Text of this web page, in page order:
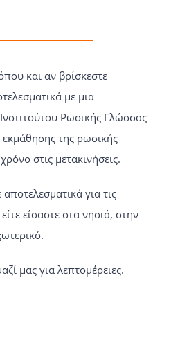
και αν βρίσκεστε
με μια
Ρωσικής Γλώσσας
της ρωσικής
στις μετακινήσεις.
για τις
είσαστε στα νησιά, στην
μας για λεπτομέρειες.